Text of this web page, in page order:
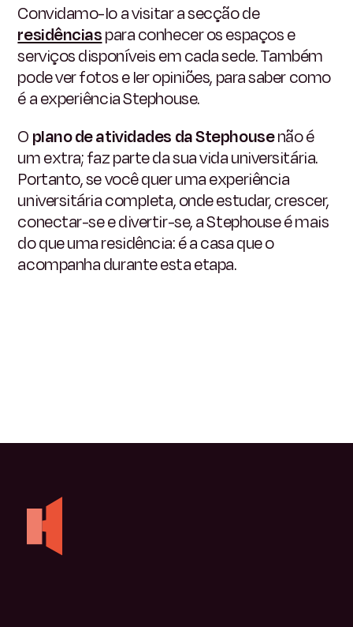
Convidamo-lo a visitar a secção de
residênciaspara conhecer os espaços e
serviços disponíveis em cada sede. Também
pode ver fotos e ler opiniões, para saber como
é a experiência Stephouse.
O plano de atividades da Stephousenão é
um extra; faz parte da sua vida universitária.
Portanto, se você quer uma experiência
universitária completa, onde estudar, crescer,
conectar-se e divertir-se, a Stephouse é mais
do que uma residência: é a casa que o
acompanha durante esta etapa.